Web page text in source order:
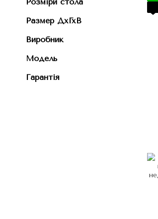
Размер ДхГхВ
Виробник
Модель
Гарантія